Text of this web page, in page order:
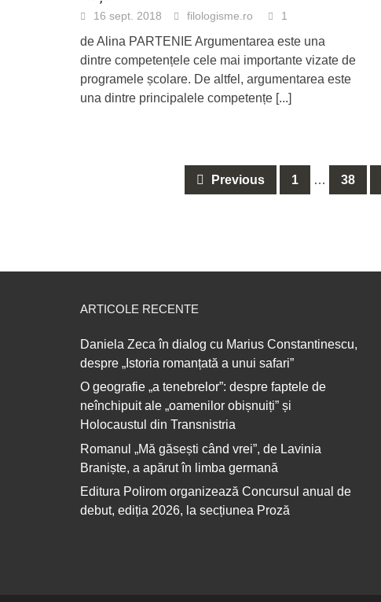
16 sept. 2018 filologisme.ro 1
de Alina PARTENIE Argumentarea este una
dintre competențele cele mai importante vizate de
programele școlare. De altfel, argumentarea este
una dintre principalele competențe [...]
Previous 1 … 38
ARTICOLE RECENTE
Daniela Zeca în dialog cu Marius Constantinescu,
despre „Istoria romanțată a unui safari”
O geografie „a tenebrelor”: despre faptele de
neînchipuit ale „oamenilor obișnuiți” și
Holocaustul din Transnistria
Romanul „Mă găsești când vrei”, de Lavinia
Braniște, a apărut în limba germană
Editura Polirom organizează Concursul anual de
debut, ediția 2026, la secțiunea Proză